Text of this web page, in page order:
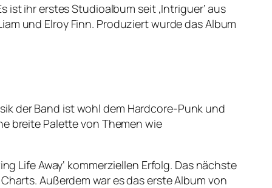
ist ihr erstes Studioalbum seit ‚Intriguer‘ aus
und Elroy Finn. Produziert wurde das Album
der Band ist wohl dem Hardcore-Punk und
breite Palette von Themen wie
Life Away‘ kommerziellen Erfolg. Das nächste
Außerdem war es das erste Album von